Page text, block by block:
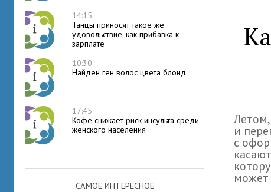
14:15
Танцы приносят такое же
удовольствие, как прибавка к
зарплате
10:30
Найден ген волос цвета блонд
17:45
Кофе снижает риск инсульта среди
женского населения
САМОЕ ИНТЕРЕСНОЕ
и
с
может